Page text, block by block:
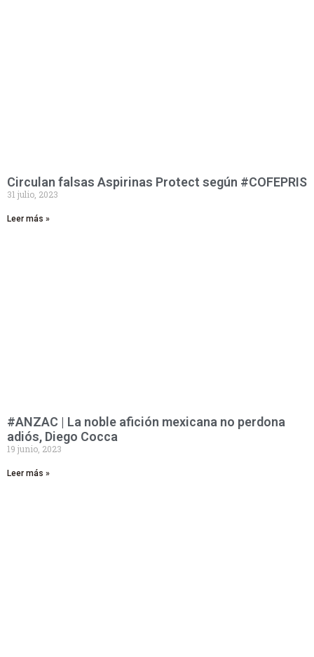
Circulan falsas Aspirinas Protect según #COFEPRIS
31 julio, 2023
Leer más »
#ANZAC | La noble afición mexicana no perdona
adiós, Diego Cocca
19 junio, 2023
Leer más »